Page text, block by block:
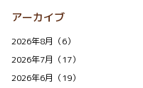
アーカイブ
2026年8月（6）
2026年7月（17）
2026年6月（19）